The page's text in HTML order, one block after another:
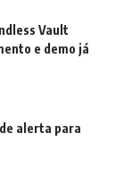
Vault
e demo já
alerta para